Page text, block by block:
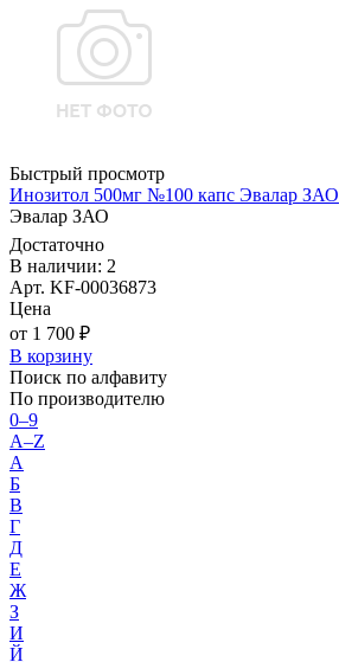
Быстрый просмотр
Инозитол 500мг №100 капс Эвалар ЗАО
Эвалар ЗАО
Достаточно
В наличии: 2
Арт. KF-00036873
Цена
от 1 700 ₽
В корзину
Поиск по алфавиту
По производителю
0–9
A–Z
А
Б
В
Г
Д
Е
Ж
З
И
Й